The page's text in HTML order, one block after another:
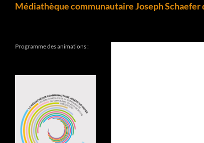
Médiathèque communautaire Joseph
Programme des animations :